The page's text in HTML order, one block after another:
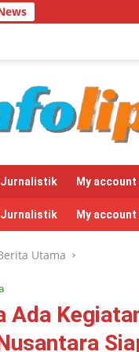
Ketua
Jurnalistik My account
Jurnalistik My account
Utama
Ada